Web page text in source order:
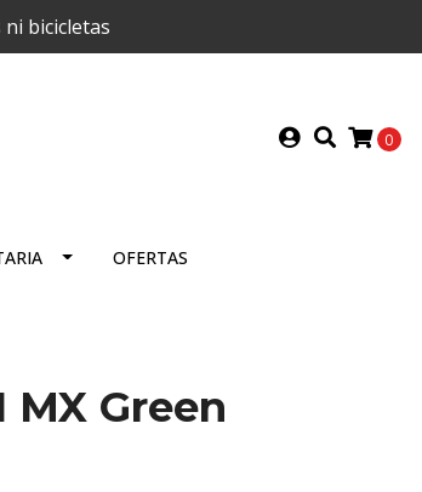
bicicletas
0
OFERTAS
MX Green